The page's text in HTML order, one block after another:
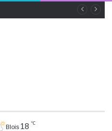
Blois 18 ℃